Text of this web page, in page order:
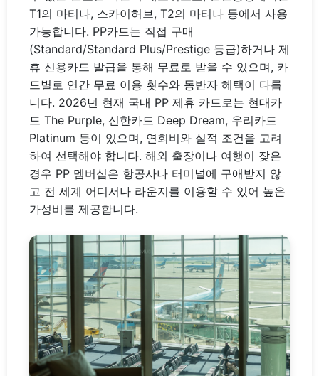
T1의 마티나, 스카이허브, T2의 마티나 등에서 사용
가능합니다. PP카드는 직접 구매
(Standard/Standard Plus/Prestige 등급)하거나 제
휴 신용카드 발급을 통해 무료로 받을 수 있으며, 카
드별로 연간 무료 이용 횟수와 동반자 혜택이 다릅
니다. 2026년 현재 국내 PP 제휴 카드로는 현대카
드 The Purple, 신한카드 Deep Dream, 우리카드
Platinum 등이 있으며, 연회비와 실적 조건을 고려
하여 선택해야 합니다. 해외 출장이나 여행이 잦은
경우 PP 멤버십은 항공사나 터미널에 구애받지 않
고 전 세계 어디서나 라운지를 이용할 수 있어 높은
가성비를 제공합니다.